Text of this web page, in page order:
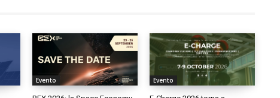
Evento Evento